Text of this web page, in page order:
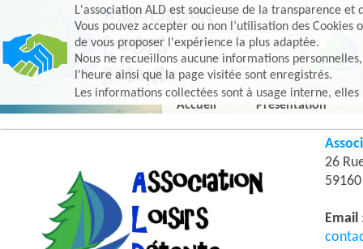
L'association ALD est soucieuse de la transparence et
Vous pouvez accepter ou non l’utilisation des
de vous proposer l'expérience la plus adaptée.
Nous ne recueillons aucune informations
l'heure ainsi que la page visitée sont enregistrés.
Les informations collectées sont à usage interne,
Accueil
Présentation
26
Email